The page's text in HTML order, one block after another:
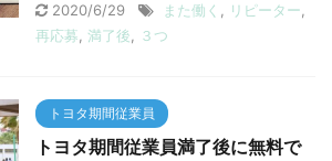
2020/6/29 また働く リピーター
再応募 満了後 ３つ
トヨタ期間従業員
トヨタ期間従業員満了後に無料で